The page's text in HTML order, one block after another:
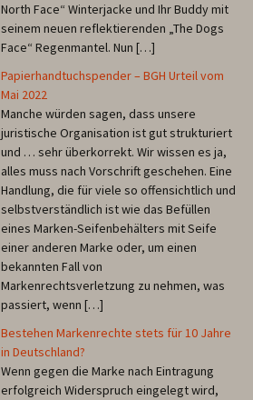
North Face“ Winterjacke und Ihr Buddy mit
seinem neuen reflektierenden „The Dogs
Face“ Regenmantel. Nun […]
Papierhandtuchspender – BGH Urteil vom
Mai 2022
Manche würden sagen, dass unsere
juristische Organisation ist gut strukturiert
und … sehr überkorrekt. Wir wissen es ja,
alles muss nach Vorschrift geschehen. Eine
Handlung, die für viele so offensichtlich und
selbstverständlich ist wie das Befüllen
eines Marken-Seifenbehälters mit Seife
einer anderen Marke oder, um einen
bekannten Fall von
Markenrechtsverletzung zu nehmen, was
passiert, wenn […]
Bestehen Markenrechte stets für 10 Jahre
in Deutschland?
Wenn gegen die Marke nach Eintragung
erfolgreich Widerspruch eingelegt wird,